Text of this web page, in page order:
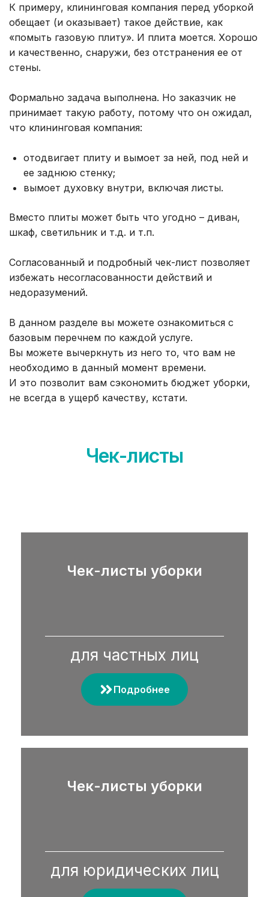
К примеру, клининговая компания перед уборкой
обещает (и оказывает) такое действие, как
«помыть газовую плиту». И плита моется. Хорошо
и качественно, снаружи, без отстранения ее от
стены.
Формально задача выполнена. Но заказчик не
принимает такую ​​работу, потому что он ожидал,
что клининговая компания:
отодвигает плиту и вымоет за ней, под ней и
ее заднюю стенку;
вымоет духовку внутри, включая листы.
Вместо плиты может быть что угодно – диван,
шкаф, светильник и т.д. и т.п.
Согласованный и подробный чек-лист позволяет
избежать несогласованности действий и
недоразумений.
В данном разделе вы можете ознакомиться с
базовым перечнем по каждой услуге.
Вы можете вычеркнуть из него то, что вам не
необходимо в данный момент времени.
И это позволит вам сэкономить бюджет уборки,
не всегда в ущерб качеству, кстати.
Чек-листы
Чек-листы уборки
для частных лиц
Подробнее
Чек-листы уборки
для юридических лиц